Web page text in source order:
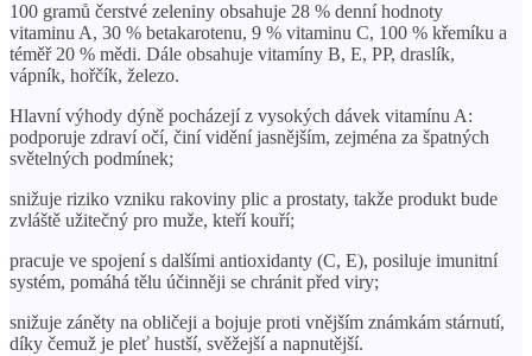
100 gramů čerstvé zeleniny obsahuje 28 % denní hodnoty
vitaminu A, 30 % betakarotenu, 9 % vitaminu C, 100 % křemíku a
téměř 20 % mědi. Dále obsahuje vitamíny B, E, PP, draslík,
vápník, hořčík, železo.
Hlavní výhody dýně pocházejí z vysokých dávek vitamínu A:
podporuje zdraví očí, činí vidění jasnějším, zejména za špatných
světelných podmínek;
snižuje riziko vzniku rakoviny plic a prostaty, takže produkt bude
zvláště užitečný pro muže, kteří kouří;
pracuje ve spojení s dalšími antioxidanty (C, E), posiluje imunitní
systém, pomáhá tělu účinněji se chránit před viry;
snižuje záněty na obličeji a bojuje proti vnějším známkám stárnutí,
díky čemuž je pleť hustší, svěžejší a napnutější.